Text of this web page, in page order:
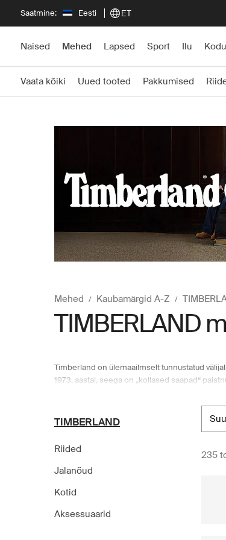
Saatmine: Eesti ET
Naised Mehed Lapsed Sport Ilu Kodu
Vaata kõiki Uued tooted Pakkumised
Mehed Kaubamärgid A-Z
TIMBERLAND
Timberland on ülemaailmselt tunnustatud
1973. aastal, seega on „kollased saapad“
tihedalt hip-hopi kultuuriga, neid mainiti
või lavaesinemisel. Juhtiv Põhjamaade
mudeleid, et võtta õues veedetud ajast
TIMBERLAND
Riided
Jalanõud
Kotid
Aksessuaarid
235